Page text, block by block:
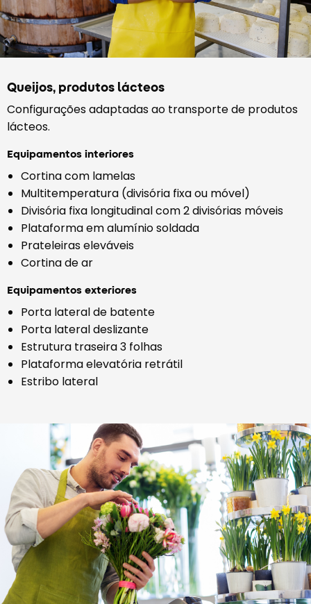
Queijos, produtos lácteos
Configurações adaptadas ao transporte de produtos
lácteos.
Equipamentos interiores
Cortina com lamelas
Multitemperatura (divisória fixa ou móvel)
Divisória fixa longitudinal com 2 divisórias móveis
Plataforma em alumínio soldada
Prateleiras eleváveis
Cortina de ar
Equipamentos exteriores
Porta lateral de batente
Porta lateral deslizante
Estrutura traseira 3 folhas
Plataforma elevatória retrátil
Estribo lateral